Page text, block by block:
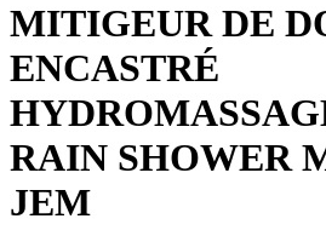
MITIGEUR DE
ENCASTRÉ
RAIN SHOWER
JEM